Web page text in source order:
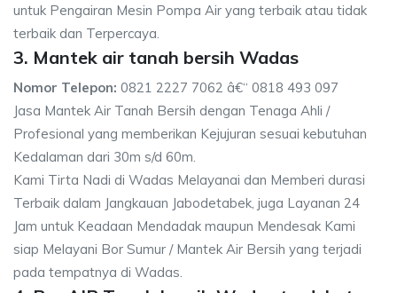
untuk Pengairan Mesin Pompa Air yang terbaik atau tidak
terbaik dan Terpercaya.
3. Mantek air tanah bersih Wadas
Nomor Telepon: 0821 2227 7062 â€“ 0818 493 097
Jasa Mantek Air Tanah Bersih dengan Tenaga Ahli /
Profesional yang memberikan Kejujuran sesuai kebutuhan
Kedalaman dari 30m s/d 60m.
Kami Tirta Nadi di Wadas Melayanai dan Memberi durasi
Terbaik dalam Jangkauan Jabodetabek, juga Layanan 24
Jam untuk Keadaan Mendadak maupun Mendesak Kami
siap Melayani Bor Sumur / Mantek Air Bersih yang terjadi
pada tempatnya di Wadas.